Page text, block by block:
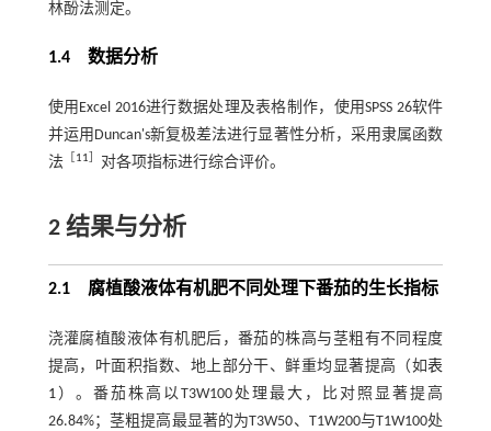
林酚法测定。
1.4 数据分析
使用Excel 2016进行数据处理及表格制作，使用SPSS 26软件
并运用Duncan's新复极差法进行显著性分析，采用隶属函数
法［ 11 对各项指标进行综合评价。
2 结果与分析
2.1 腐植酸液体有机肥不同处理下番茄的生长指标
浇灌腐植酸液体有机肥后，番茄的株高与茎粗有不同程度
提高，叶面积指数、地上部分干、鲜重均显著提高（如表
1）。番茄株高以T3W100处理最大，比对照显著提高
26.84%；茎粗提高最显著的为T3W50、T1W200与T1W100处